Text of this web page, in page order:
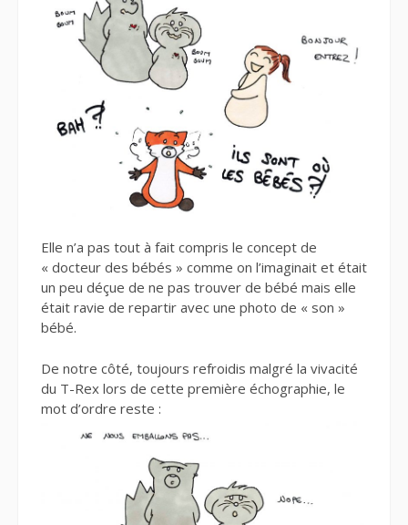
Elle n’a pas tout à fait compris le concept de
« docteur des bébés » comme on l’imaginait et était
un peu déçue de ne pas trouver de bébé mais elle
était ravie de repartir avec une photo de « son »
bébé.
De notre côté, toujours refroidis malgré la vivacité
du T-Rex lors de cette première échographie, le
mot d’ordre reste :